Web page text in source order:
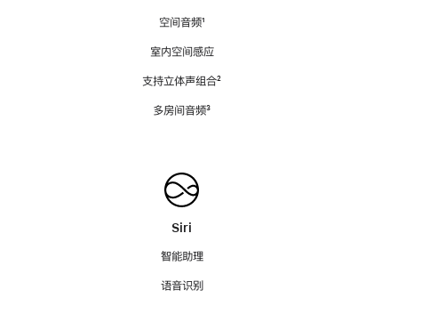
空间音频脚
¹
室内空间感应
支持立体声组合脚
²
多房间音频脚
³
Siri
智能助理
语音识别